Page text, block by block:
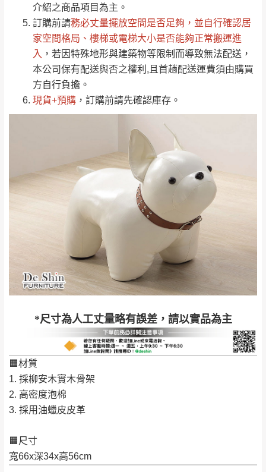
介紹之商品項目為主。
訂購前請務必丈量擺放空間是否足夠 ，並自行確認居
家空間格局、 樓梯或電梯大小是否能夠正常搬運進
入 ，若因特殊地形與建築物等限制而導致無法配送，
本公司保有配送與否之權利,且首趟配送運費須由購買
方自行負擔。
現貨+預購 ，訂購前請先確認庫存。
*尺寸為人工丈量略有誤差，請以實品為主
🟧材質
1. 採柳安木實木骨架
2. 高密度泡棉
3. 採用油蠟皮皮革
🟧尺寸
寬66x深34x高56cm
免 運
費
＊A108產品另收運費
新竹
峨眉鄉、五峰鄉、
橫山、北埔鄉、尖
石鄉、寶山鄉山
區、新埔山區、芎
雙溪、貢寮、烏
來、平溪、九份、
石門、林口 下福
里、新店山區、三
峽山區、石碇、坪
林、福隆、淡水山
區、北投湖山路、
深坑山區
基隆
$ 9,000以上：免
$ 9,000以下：
NT$500元
＊A108產品另收運費
基隆山區
苗栗
運費
配送天數：5~14天
接單後二日內(不含例假日)，我們客服會與您
電話聯絡或E-Mail通知確認訂單。
（線上客
服 LINE → @dershin）
下單前先詢問是否現貨 ，若未詢問下單後無
現貨我們客服會再來電或E-Mail與您聯絡
（洽詢方式請搜尋 Line ID →
地區恕無法提供運送 (詳見運送規章)。
配送範圍：
苗栗至基隆；其它地區暫不開放，如因特殊
地型限制(山區、鄉、鎮、村)、樓梯太小、無
法搬運上樓等因素，導致無法配送，
保有出貨的權利。
保護物流人員的工作安全，賣家無提供吊掛
服務，若需以吊車或其他的吊掛方式吊運，
費用將由買方自行支付。
因大型傢俱有組裝、配送的問題，並非一般
機當天到貨前皆會再與您通知，讓你不用整
天在家等貨，以節省您的寶貴時間。
由於百貨公司配送較為不易，故暫無法配送
至百貨公司內部。
發票寄送：
完成出貨15個工作天另行寄出，另外約加上2~7個
工作天內送達，如遇國定假日將順延寄送。